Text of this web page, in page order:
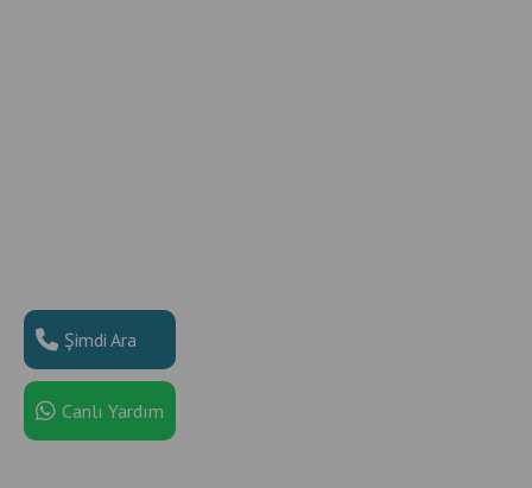
Şimdi Ara
Canlı Yardım